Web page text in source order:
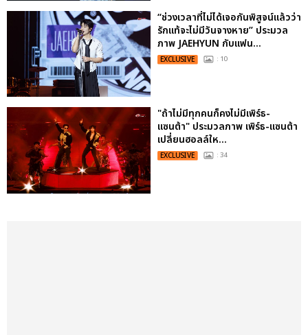
“ช่วงเวลาที่ไม่ได้เจอกันพิสูจน์แล้วว่า
รักแท้จะไม่มีวันจางหาย” ประมวล
ภาพ JAEHYUN กับแฟน...
EXCLUSIVE : 10
"ถ้าไม่มีทุกคนก็คงไม่มีเพิร์ธ-
แซนต้า" ประมวลภาพ เพิร์ธ-แซนต้า
เปลี่ยนฮอลล์ให...
EXCLUSIVE : 34